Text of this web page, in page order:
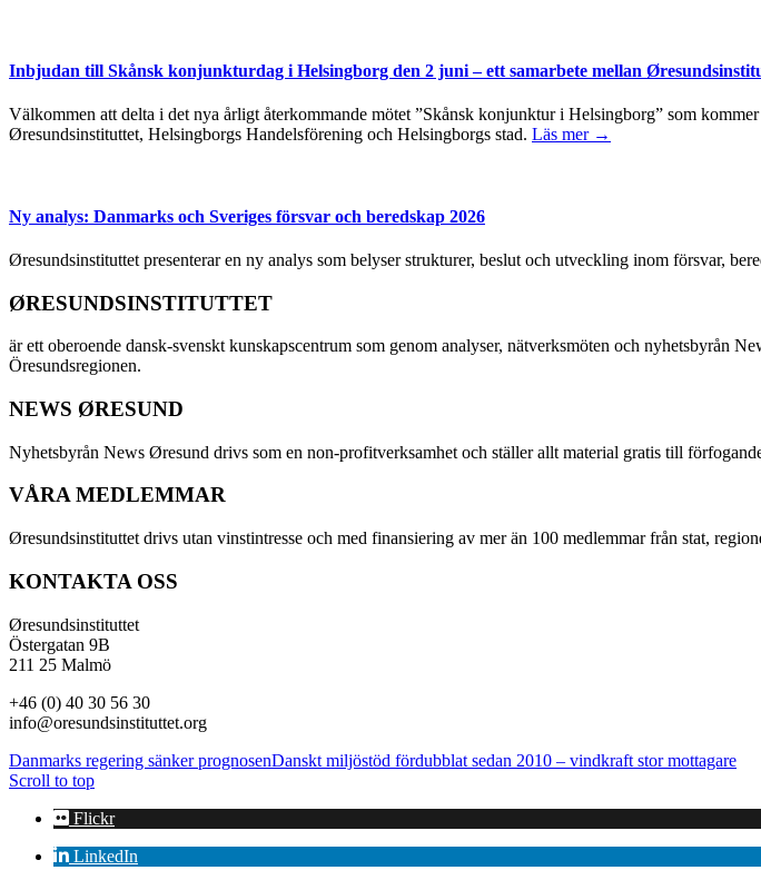
Inbjudan till Skånsk konjunkturdag i Helsingborg den 2 juni – ett samarbete mellan
Välkommen att delta i det nya årligt återkommande mötet ”Skånsk konjunktur i Helsingborg” som
Øresundsinstituttet, Helsingborgs Handelsförening och Helsingborgs stad. Läs mer →
Ny analys: Danmarks och Sveriges försvar och beredskap 2026
Øresundsinstituttet presenterar en ny analys som belyser strukturer, beslut och utveckling inom försvar,
ØRESUNDSINSTITUTTET
är ett oberoende dansk-svenskt kunskapscentrum som genom analyser, nätverksmöten och
Öresundsregionen.
NEWS ØRESUND
Nyhetsbyrån News Øresund drivs som en non-profitverksamhet och ställer allt material gratis till
VÅRA MEDLEMMAR
Øresundsinstituttet drivs utan vinst­intresse och med finansiering av mer än 100 medlemmar från stat,
KONTAKTA OSS
Øresundsinstituttet
Östergatan 9B
211 25 Malmö
+46 (0) 40 30 56 30
info@oresundsinstituttet.org
Danmarks regering sänker prognosenDanskt miljöstöd fördubblat sedan 2010 – vindkraft stor mottagare
Scroll to top
Flickr
LinkedIn